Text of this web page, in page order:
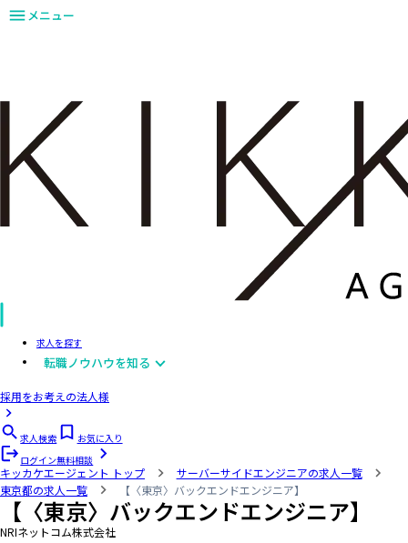
メニュー
求人を探す
転職ノウハウを知る
採用をお考えの法人様
求人検索
お気に入り
ログイン無料相談
キッカケエージェント トップ
サーバーサイドエンジニアの求人一覧
東京都の求人一覧
【〈東京〉バックエンドエンジニア】
【〈東京〉バックエンドエンジニア】
NRIネットコム株式会社